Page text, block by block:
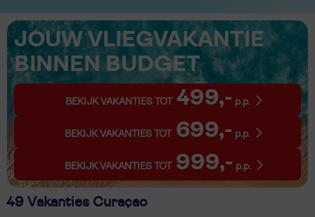
JOUW VLIEGVAKANTIE
BINNEN BUDGET
BEKIJK VAKANTIES TOT 499,- p.p.
BEKIJK VAKANTIES TOT 699,- p.p.
BEKIJK VAKANTIES TOT 999,- p.p.
49 Vakanties Curaçao